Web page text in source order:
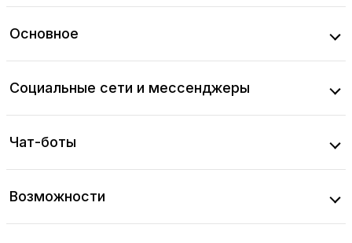
Основное
Социальные сети и мессенджеры
Чат-боты
Возможности